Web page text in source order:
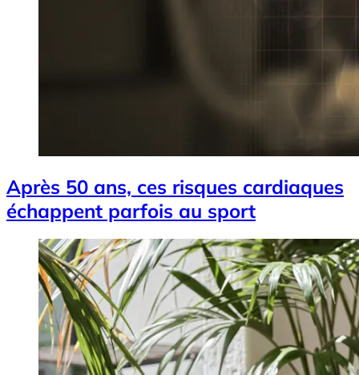
Après 50 ans, ces risques cardiaques
échappent parfois au sport
Image